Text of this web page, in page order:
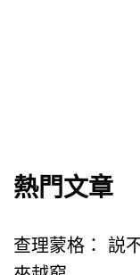
熱門文章
查理蒙格： 説